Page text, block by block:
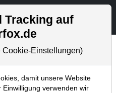
Aktien- und Artikelsuche
Tracking auf
Cookie-Einstellungen)
damit unsere Website
verwenden wir